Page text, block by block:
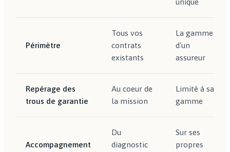
unique
Périmètre
Tous vos
contrats
existants
La gamme
d'un
assureur
Repérage des
trous de garantie
Au coeur de
la mission
Limité à sa
gamme
Accompagnement
Du
diagnostic
Sur ses
propres